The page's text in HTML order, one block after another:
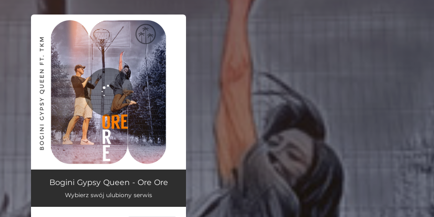
You're all set!
Ore Ore 02:43
Bogini Gypsy Queen - Ore Ore
Wybierz swój ulubiony serwis